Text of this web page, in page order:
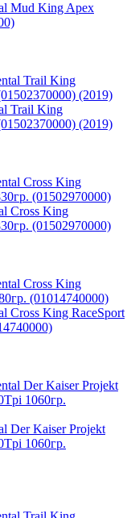
Mud King Apex
Trail King
(2019)
Cross King
(01502970000)
Cross King RaceSport
Der Kaiser Projekt
1060гр.